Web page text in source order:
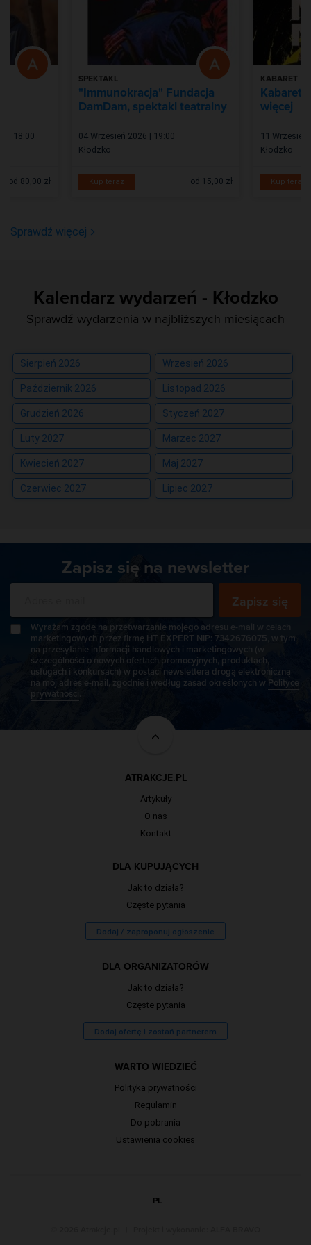
| 18:00
od 80,00 zł
SPEKTAKL
"Immunokracja" Fundacja
DamDam, spektakl teatralny
04 Wrzesień 2026 | 19:00
Kłodzko
Kup teraz od 15,00 zł
KABARET
Kabaret
więcej
11 Wrzesień
Kłodzko
Kup teraz
Sprawdź więcej
Kalendarz wydarzeń - Kłodzko
Sprawdź wydarzenia w najbliższych miesiącach
Sierpień 2026 Wrzesień 2026
Październik 2026 Listopad 2026
Grudzień 2026 Styczeń 2027
Luty 2027 Marzec 2027
Kwiecień 2027 Maj 2027
Czerwiec 2027 Lipiec 2027
Zapisz się na newsletter
Zapisz się
Wyrażam zgodę na przetwarzanie mojego adresu e-mail w celach
marketingowych przez firmę HT EXPERT NIP: 7342676075, w tym
na przesyłanie informacji handlowych i marketingowych (w
szczególności o nowych ofertach promocyjnych, produktach,
usługach i konkursach) w postaci newslettera drogą elektroniczną
na mój adres e-mail, zgodnie i według zasad określonych w Polityce
prywatności.
ATRAKCJE.PL
Artykuły
O nas
Kontakt
DLA KUPUJĄCYCH
Jak to działa?
Częste pytania
Dodaj / zaproponuj ogłoszenie
DLA ORGANIZATORÓW
Jak to działa?
Częste pytania
Dodaj ofertę i zostań partnerem
WARTO WIEDZIEĆ
Polityka prywatności
Regulamin
Do pobrania
Ustawienia cookies
PL